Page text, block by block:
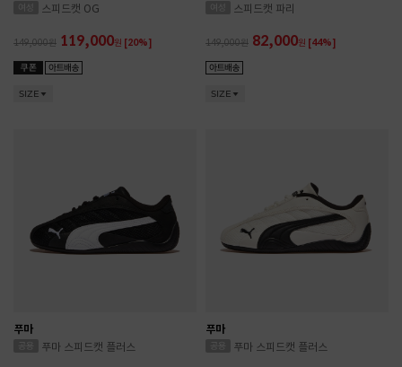
스피드캣 OG
149,000 119,000원 [20%]
SIZE
스피드캣 파리
149,000 82,000원 [44%]
SIZE
푸마
푸마 스피드캣 플러스
푸마
푸마 스피드캣 플러스